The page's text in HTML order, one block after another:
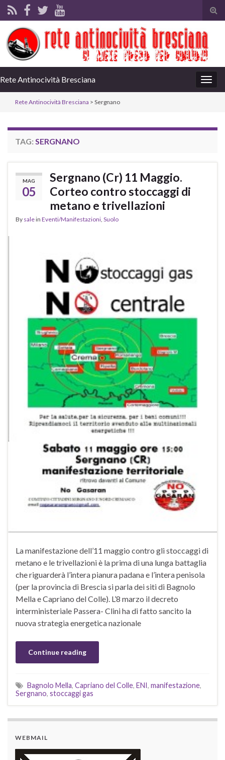
Rete Antinocività Bresciana
Rete Antinocività Bresciana > Sergnano
TAG: SERGNANO
MAG
05
Sergnano (Cr) 11 Maggio.
Corteo contro stoccaggi di
metano e trivellazioni
By salein Eventi/Manifestazioni, Suolo
La manifestazione dell’11 maggio contro gli stoccaggi di
metano e le trivellazioni è la prima di una lunga battaglia
che riguarderà l’intera pianura padana e l’intera penisola
(per la provincia di Brescia si parla dei siti di Bagnolo
Mella e Capriano del Colle). L’8 marzo il decreto
interministeriale Passera- Clini ha di fatto sancito la
nuova strategia energetica nazionale
Continue reading
Bagnolo Mella, Capriano del Colle, ENI, manifestazione,
Sergnano, stoccaggi gas
WEBMAIL